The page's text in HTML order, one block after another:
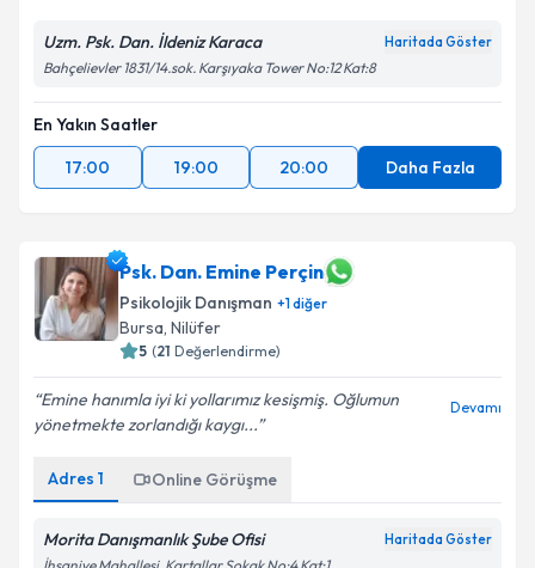
Uzm. Psk. Dan. İldeniz Karaca Haritada Göster
Bahçelievler 1831/14.sok. Karşıyaka Tower No:12 Kat:8
En Yakın Saatler
17:00
19:00 20:00 Daha Fazla
Psk. Dan. Emine Perçin
Psikolojik Danışman +1diğer
Bursa, Nilüfer
5 (21 Değerlendirme)
Emine hanımla iyi ki yollarımız kesişmiş. Oğlumun
yönetmekte zorlandığı kaygı...
Devamı
Adres 1 Online Görüşme
Morita Danışmanlık Şube Ofisi Haritada Göster